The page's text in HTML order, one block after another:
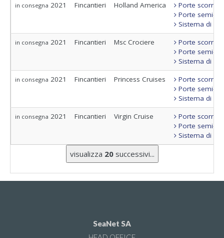
in consegna 2021 Fincantieri Holland America
Porte
Porte semi-
Sistema di
in consegna 2021 Fincantieri Msc Crociere
Porte
Porte semi-
Sistema di
in consegna 2021 Fincantieri Princess Cruises
Porte
Porte semi-
Sistema di
in consegna 2021 Fincantieri Virgin Cruise
Porte
Porte semi-
Sistema di
visualizza 20successivi...
SeaNet SA